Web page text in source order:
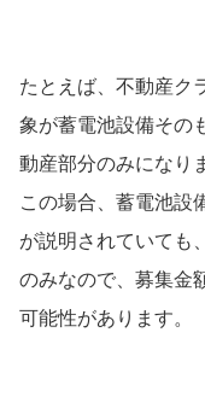
たとえば、不動産ク
象が蓄電池設備その
動産部分のみになり
この場合、蓄電池設
が説明されていても、
のみなので、募集金
可能性があります。